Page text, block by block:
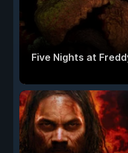
Five Nights at